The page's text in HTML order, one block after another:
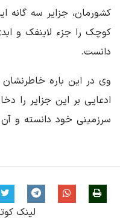
کشورمان، جزایر سه گانه
کوچک را جزء لاینفک و
دانست.
وی در این باره خاطرنشان
ادعایی بر این جزایر را
سرزمینی خود دانسته و
لینک